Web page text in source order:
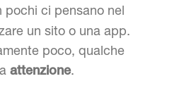
pochi ci pensano nel
un sito o una app.
poco, qualche
attenzione.